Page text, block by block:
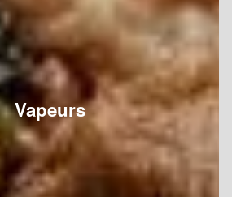
Vapeurs